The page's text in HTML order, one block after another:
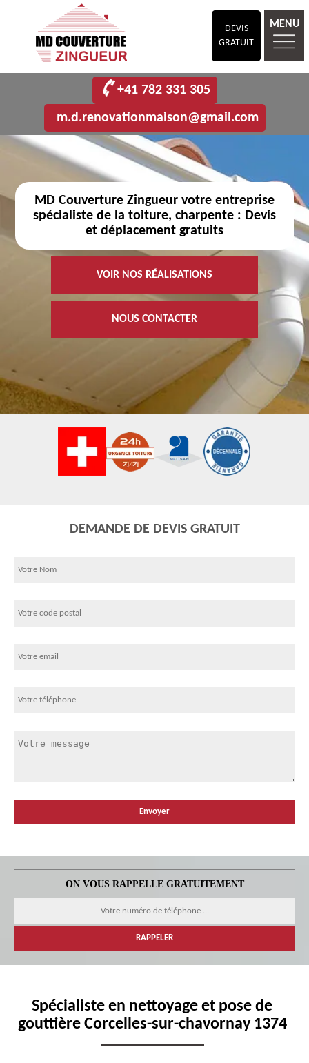
DEVIS
GRATUIT
MENU
+41 782 331 305
m.d.renovationmaison@gmail.com
MD Couverture Zingueur votre entreprise
spécialiste de la toiture, charpente : Devis
et déplacement gratuits
VOIR NOS RÉALISATIONS
NOUS CONTACTER
DEMANDE DE DEVIS GRATUIT
ON VOUS RAPPELLE GRATUITEMENT
Spécialiste en nettoyage et pose de
gouttière Corcelles-sur-chavornay 1374